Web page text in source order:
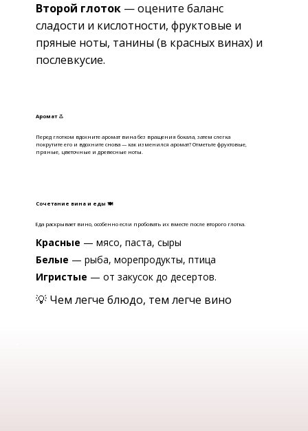
Второй глоток— оцените баланс
сладости и кислотности, фруктовые и
пряные ноты, танины (в красных винах) и
послевкусие.
Аромат 👃
Перед глотком вдохните аромат вина без вращения бокала, затем слегка
покрутите его и вдохните снова — как изменился аромат? Отметьте фруктовые,
пряные, цветочные и древесные ноты.
Сочетание вина и еды 🍽
Еда раскрывает вино, особенно если пробовать их вместе после второго глотка.
Красные — мясо, паста, сыры
Белые — рыба, морепродукты, птица
Игристые — от закусок до десертов.
💡 Чем легче блюдо, тем легче вино